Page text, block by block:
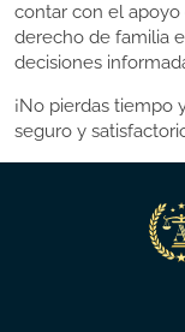
contar con el
derecho de familia
decisiones
¡No pierdas tiempo
seguro y